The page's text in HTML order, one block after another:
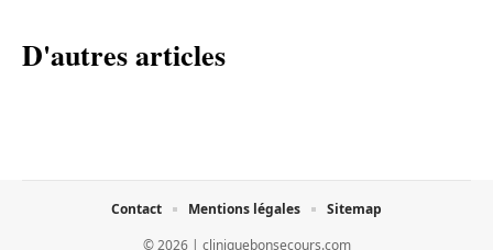
D'autres articles
© 2026 | cliniquebonsecours.com
Contact Mentions légales Sitemap